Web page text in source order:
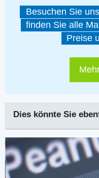
Besuchen Sie
finden Sie alle
Preise
Dies könnte Sie